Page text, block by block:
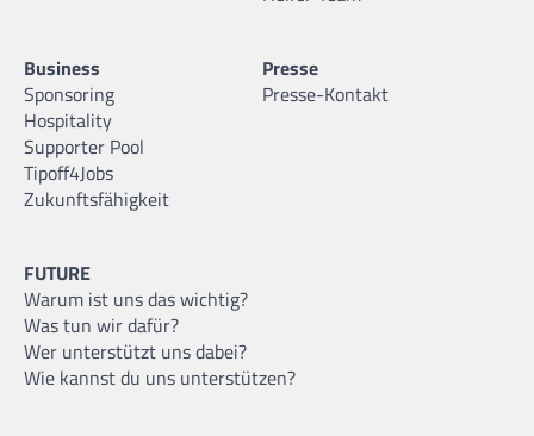
Business
Sponsoring
Hospitality
Supporter Pool
Tipoff4Jobs
Zukunftsfähigkeit
Presse
Presse-Kontakt
FUTURE
Warum ist uns das wichtig?
Was tun wir dafür?
Wer unterstützt uns dabei?
Wie kannst du uns unterstützen?